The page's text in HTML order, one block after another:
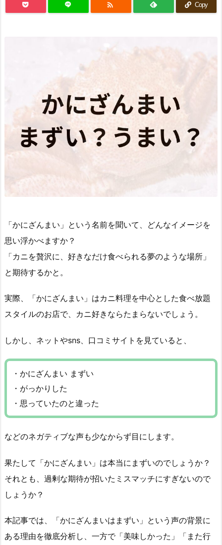
 Copy
「かにざんまい」という名前を聞いて、どんなイメージを
思い浮かべますか？
「カニを贅沢に、好きなだけ食べられる夢のような場所」
と期待するかと。
実際、「かにざんまい」はカニ料理を中心とした食べ放題
スタイルのお店で、カニ好きならたまらないでしょう。
しかし、ネットやsns、口コミサイトを見ていると、
・かにざんまい まずい
・がっかりした
・思っていたのと違った
などのネガティブな声も少なからず目にします。
果たして「かにざんまい」は本当にまずいのでしょうか？
それとも、過剰な期待が招いたミスマッチにすぎないので
しょうか？
本記事では、「かにざんまいはまずい」という声の背景に
ある理由を徹底分析し、一方で「美味しかった」「また行